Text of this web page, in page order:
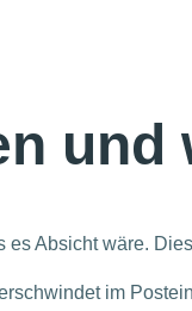
Absicht wäre.
im